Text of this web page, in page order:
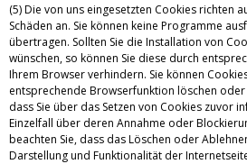
(5) Die von uns eingesetzten Cookies richten
Schäden an. Sie können keine Programme
übertragen. Sollten Sie die Installation von
wünschen, so können Sie diese durch
Ihrem Browser verhindern. Sie können
entsprechende Browserfunktion löschen
dass Sie über das Setzen von Cookies zuvor
Einzelfall über deren Annahme oder
beachten Sie, dass das Löschen oder
Darstellung und Funktionalität der